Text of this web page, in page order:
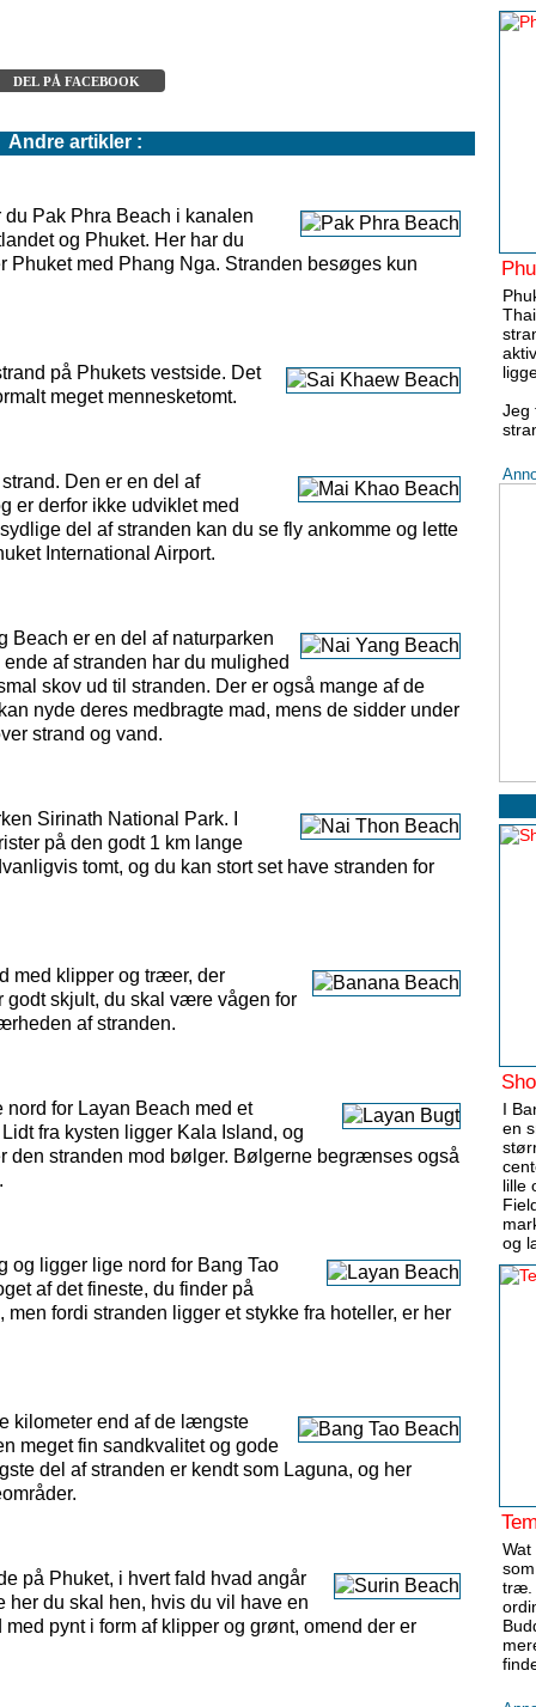
DEL PÅ FACEBOOK
Andre artikler :
Pak Phra Beach i kanalen
og Phuket. Her har du
Phuket med Phang Nga. Stranden besøges kun
på Phukets vestside. Det
meget mennesketomt.
Den er en del af
er derfor ikke udviklet med
del af stranden kan du se fly ankomme og lette
International Airport.
Beach er en del af naturparken
af stranden har du mulighed
skov ud til stranden. Der er også mange af de
nyde deres medbragte mad, mens de sidder under
strand og vand.
Sirinath National Park. I
på den godt 1 km lange
tomt, og du kan stort set have stranden for
med klipper og træer, der
godt skjult, du skal være vågen for
af stranden.
for Layan Beach med et
fra kysten ligger Kala Island, og
den stranden mod bølger. Bølgerne begrænses også
og ligger lige nord for Bang Tao
af det fineste, du finder på
fordi stranden ligger et stykke fra hoteller, er her
kilometer end af de længste
meget fin sandkvalitet og gode
del af stranden er kendt som Laguna, og her
på Phuket, i hvert fald hvad angår
her du skal hen, hvis du vil have en
pynt i form af klipper og grønt, omend der er
Jeg
I
en
lille
og
træ.